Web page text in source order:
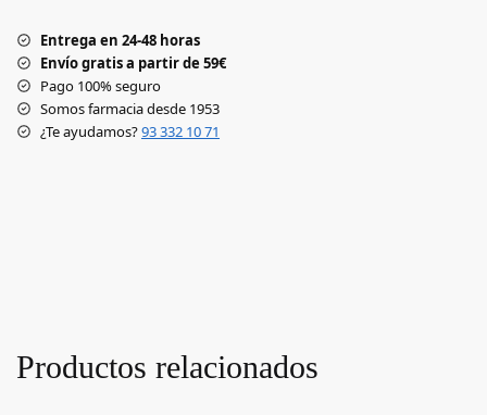
Entrega en 24-48 horas
Envío gratis a partir de 59€
Pago 100% seguro
Somos farmacia desde 1953
¿Te ayudamos?93 332 10 71
Productos relacionados